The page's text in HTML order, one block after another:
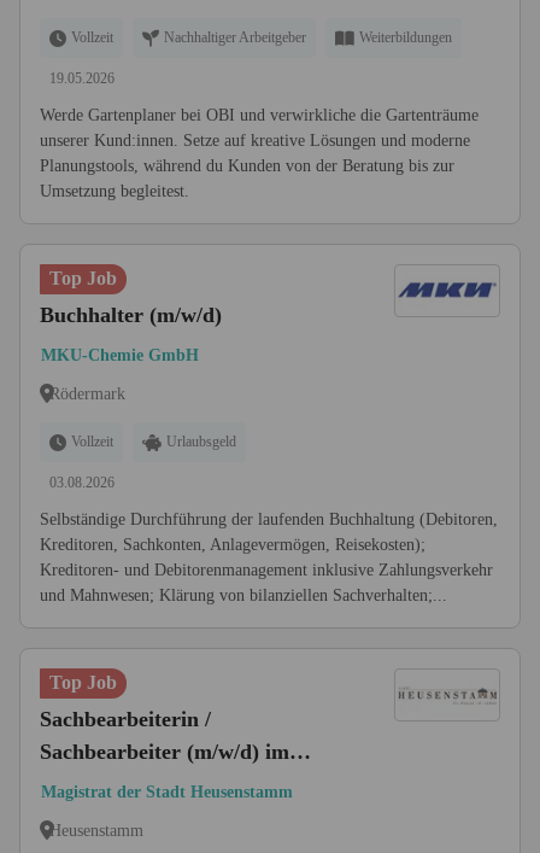
Vollzeit Nachhaltiger Arbeitgeber Weiterbildungen
19.05.2026
Werde Gartenplaner bei OBI und verwirkliche die Gartenträume
unserer Kund:innen. Setze auf kreative Lösungen und moderne
Planungstools, während du Kunden von der Beratung bis zur
Umsetzung begleitest.
Top Job
Buchhalter (m/w/d)
MKU-Chemie GmbH
Rödermark
Vollzeit Urlaubsgeld
03.08.2026
Selbständige Durchführung der laufenden Buchhaltung (Debitoren,
Kreditoren, Sachkonten, Anlagevermögen, Reisekosten);
Kreditoren- und Debitorenmanagement inklusive Zahlungsverkehr
und Mahnwesen; Klärung von bilanziellen Sachverhalten;...
Top Job
Sachbearbeiterin /
Sachbearbeiter (m/w/d) im
Bereich Kommunale Abgaben
Magistrat der Stadt Heusenstamm
Heusenstamm